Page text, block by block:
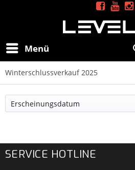
Menü
Winterschlussverkauf 2025
SERVICE HOTLINE